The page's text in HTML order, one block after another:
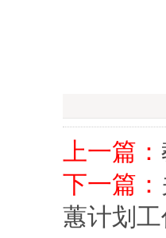
上一篇：
下一篇：
蕙计划